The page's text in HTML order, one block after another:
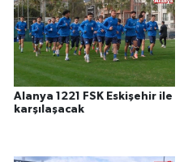
Alanya 1221 FSK Eskişehir ile
karşılaşacak